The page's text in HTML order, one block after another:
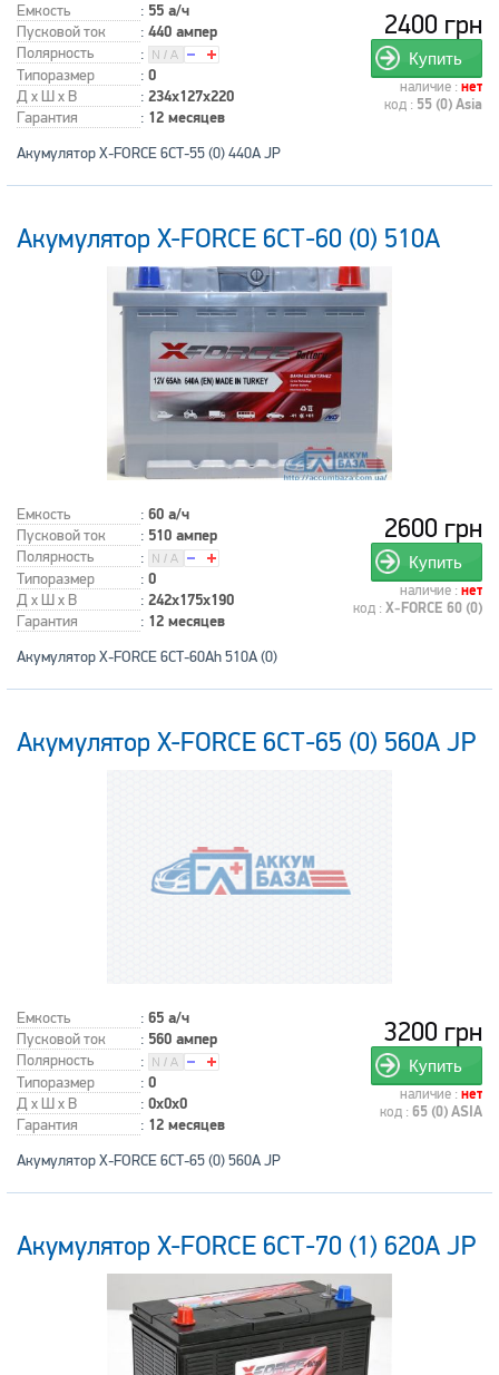
Емкость : 55 а/ч
Пусковой ток : 440 ампер
Полярность
:
Типоразмер
: 0
Д x Ш x В : 234x127x220
Гарантия : 12 месяцев
2400 грн
Купить
наличие : нет
код : 55 (0) Asia
Акумулятор X-FORCE 6СТ-55 (0) 440A JP
Акумулятор X-FORCE 6СТ-60 (0) 510A
Емкость : 60 а/ч
Пусковой ток : 510 ампер
Полярность
:
Типоразмер
: 0
Д x Ш x В : 242x175x190
Гарантия : 12 месяцев
2600 грн
Купить
наличие : нет
код : X-FORCE 60 (0)
Акумулятор X-FORCE 6СТ-60Ah 510A (0)
Акумулятор X-FORCE 6СТ-65 (0) 560A JP
Емкость : 65 а/ч
Пусковой ток : 560 ампер
Полярность
:
Типоразмер
: 0
Д x Ш x В : 0x0x0
Гарантия : 12 месяцев
3200 грн
Купить
наличие : нет
код : 65 (0) ASIA
Акумулятор X-FORCE 6СТ-65 (0) 560A JP
Акумулятор X-FORCE 6СТ-70 (1) 620A JP